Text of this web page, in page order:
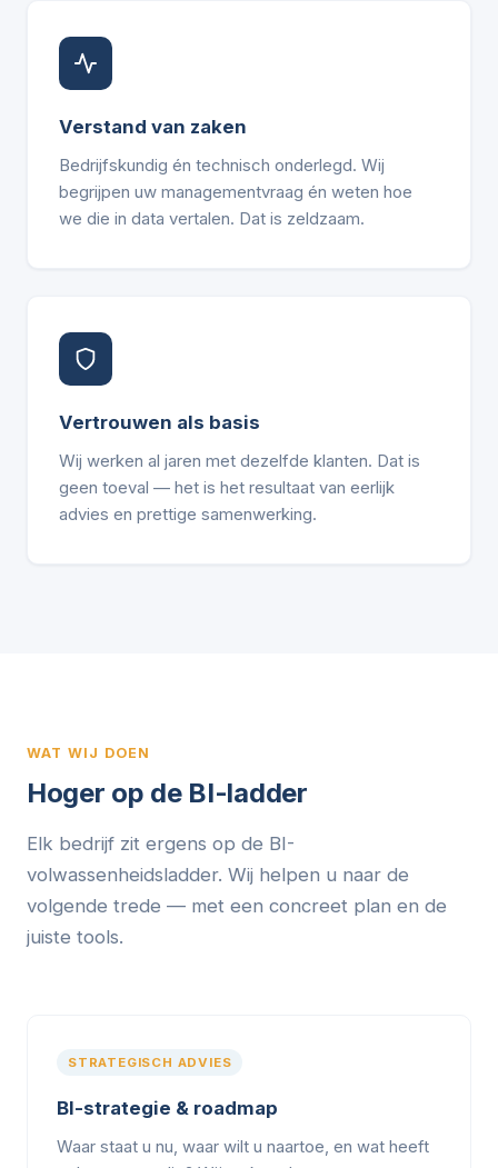
Verstand van zaken
Bedrijfskundig én technisch onderlegd. Wij
begrijpen uw managementvraag én weten hoe
we die in data vertalen. Dat is zeldzaam.
Vertrouwen als basis
Wij werken al jaren met dezelfde klanten. Dat is
geen toeval — het is het resultaat van eerlijk
advies en prettige samenwerking.
WAT WIJ DOEN
Hoger op de BI-ladder
Elk bedrijf zit ergens op de BI-
volwassenheidsladder. Wij helpen u naar de
volgende trede — met een concreet plan en de
juiste tools.
STRATEGISCH ADVIES
BI-strategie & roadmap
Waar staat u nu, waar wilt u naartoe, en wat heeft